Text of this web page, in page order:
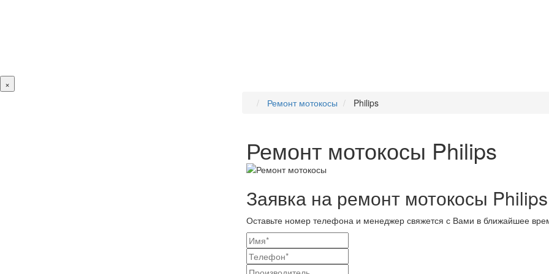
×
Ремонт мотокосы
Philips
Ремонт мотокосы Philips
Заявка на ремонт мотокосы Philips
Оставьте номер телефона и менеджер свяжется с Вами в ближайшее
Ваши
контактные